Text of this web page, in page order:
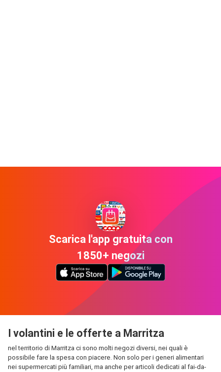
Scarica l'app gratuita con
1850+ negozi
I volantini e le offerte a Marritza
nel territorio di Marritza ci sono molti negozi diversi, nei quali è
possibile fare la spesa con piacere. Non solo per i generi alimentari
nei supermercati più familiari, ma anche per articoli dedicati al fai-da-